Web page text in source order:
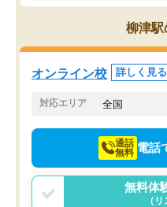
くことができました（志望
PR等の添削において）。そ
より自習室が解放されてい
ったです。友達と好きな時
し、お互いを高めあえる環
柳津駅
オンライン校 詳しく見る
対応エリア 全国
通話
無料 電話
無料体
（